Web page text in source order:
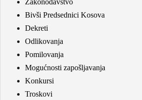
Zakonodavstvo
Bivši Predsednici Kosova
Dekreti
Odlikovanja
Pomilovanja
Mogućnosti zapošljavanja
Konkursi
Troskovi